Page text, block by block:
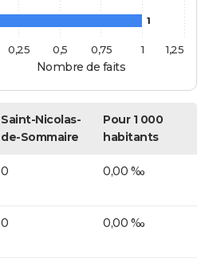
Nombre de faits
1
1
0,25 0,5 0,75 1,25
Saint-Nicolas-
de-Sommaire
Pour 1 000
habitants
0 0,00 ‰
0 0,00 ‰